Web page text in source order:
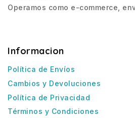
Operamos como e-commerce,
Informacion
Política de Envíos
Cambios y Devoluciones
Política de Privacidad
Términos y Condiciones